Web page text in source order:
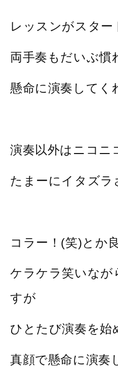
レッスンがスター
両手奏もだいぶ慣
懸命に演奏してく
演奏以外はニコニ
たまーにイタズラ
コラー！(笑)とか
ケラケラ笑いなが
すが
ひとたび演奏を始
真顔で懸命に演奏